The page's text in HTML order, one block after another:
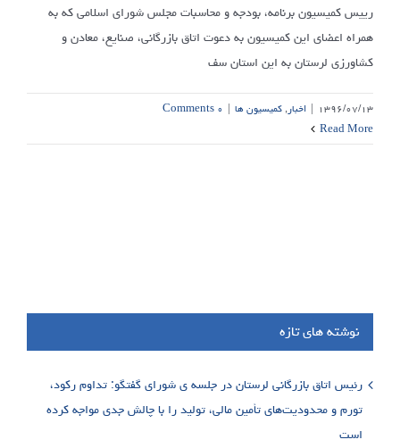
رییس کمیسیون برنامه، بودجه و محاسبات مجلس شورای اسلامی که به
همراه اعضای این کمیسیون به دعوت اتاق بازرگانی، صنایع، معادن و
کشاورزی لرستان به این استان سف
۱۳۹۶/۰۷/۱۳ | اخبار,کمیسیون ها | ۰ Comments
Read More
نوشته های تازه
رئیس اتاق بازرگانی لرستان در جلسه ی شورای گفتگو: تداوم رکود،
تورم و محدودیت‌های تأمین مالی، تولید را با چالش جدی مواجه کرده
است